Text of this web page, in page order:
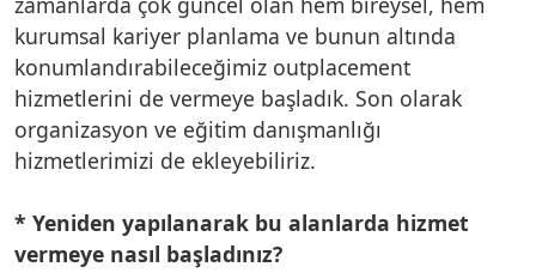
kurumsal kariyer planlama ve bunun altında
konumlandırabileceğimiz outplacement
hizmetlerini de vermeye başladık. Son olarak
organizasyon ve eğitim danışmanlığı
hizmetlerimizi de ekleyebiliriz.
* Yeniden yapılanarak bu alanlarda hizmet
vermeye nasıl başladınız?